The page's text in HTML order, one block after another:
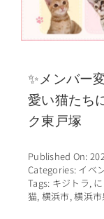
✨メンバー
愛い猫たち
ク東戸塚
Published On:
Categories: イベ
Tags: キジトラ,
猫, 横浜市,横浜